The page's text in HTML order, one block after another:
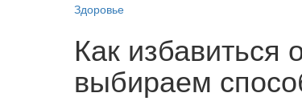
Здоровье
Как избавиться
выбираем